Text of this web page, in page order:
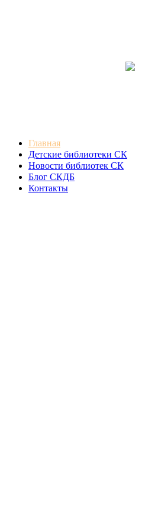
Главная
Детские библиотеки СК
Новости библиотек СК
Блог СКДБ
Контакты